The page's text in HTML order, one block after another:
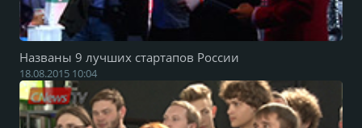
Названы 9 лучших стартапов России
18.08.2015 10:04